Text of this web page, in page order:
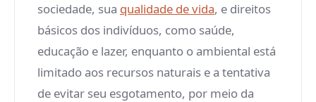
sociedade, sua qualidade de vida, e direitos
básicos dos indivíduos, como saúde,
educação e lazer, enquanto o ambiental está
limitado aos recursos naturais e a tentativa
de evitar seu esgotamento, por meio da